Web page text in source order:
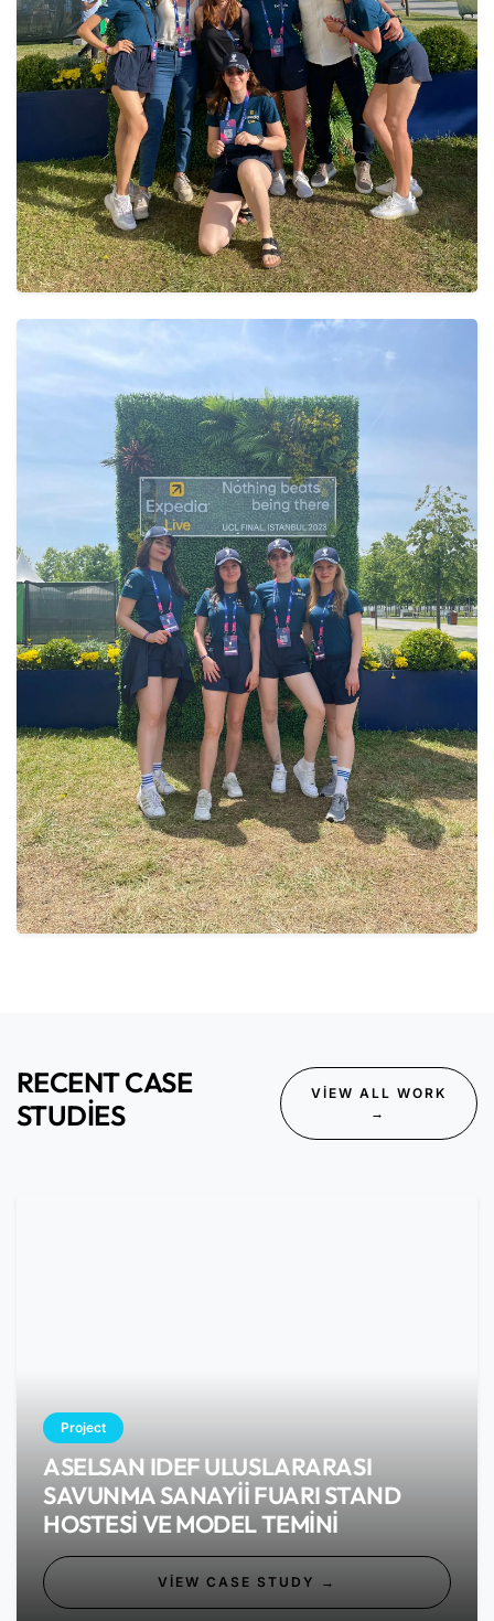
RECENT CASE
STUDIES
VIEW ALL WORK
→
Project
ASELSAN IDEF ULUSLARARASI
SAVUNMA SANAYII FUARI STAND
HOSTESI VE MODEL TEMINI
VIEW CASE STUDY →